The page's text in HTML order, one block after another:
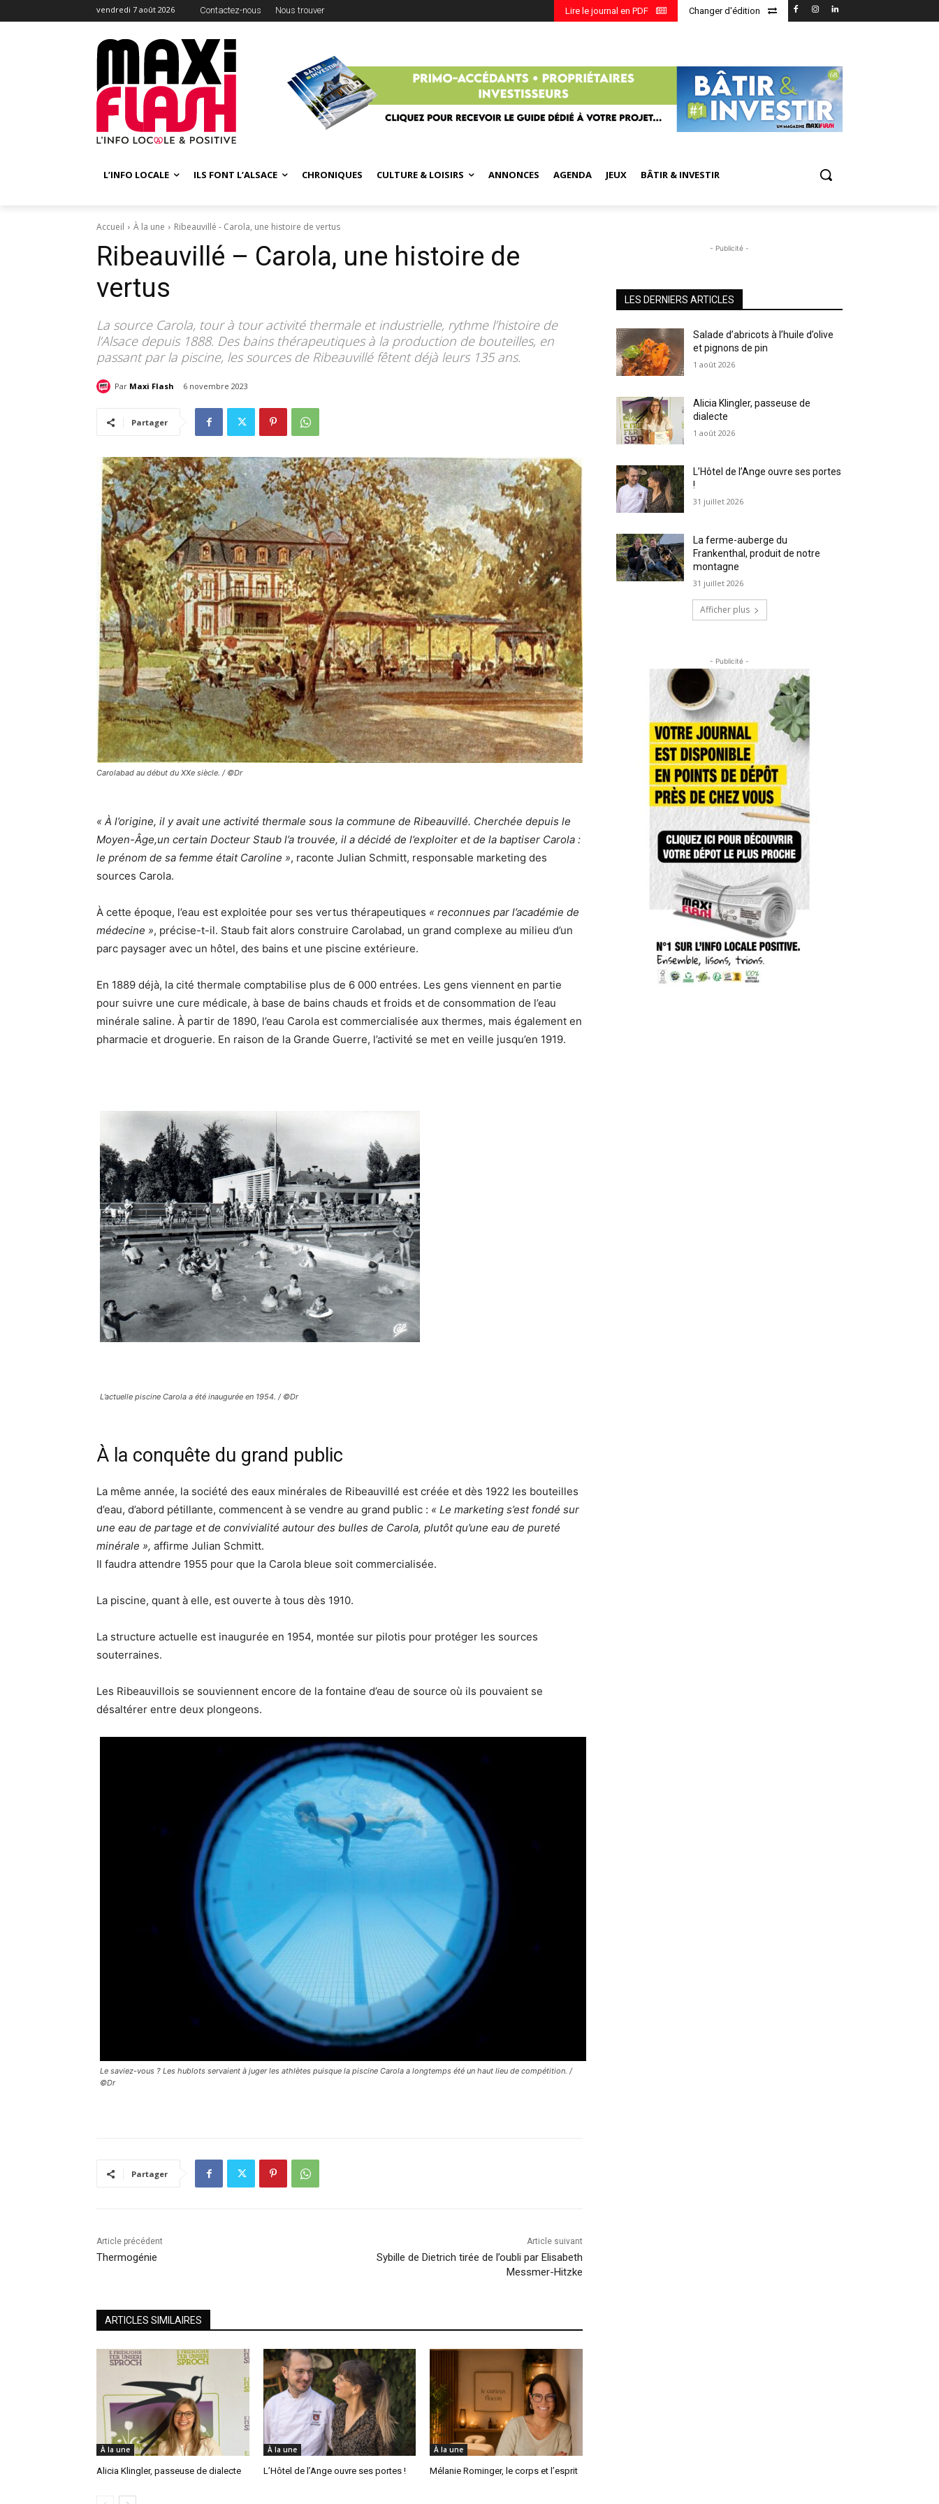
vendredi 7 août 2026 Contactez-nous Nous trouver Changer d'édition
Lire le journal en PDF
L’INFO LOCALE ILS FONT L’ALSACE CHRONIQUES CULTURE & LOISIRS ANNONCES AGENDA JEUX BÂTIR & INVESTIR
Accueil À la une Ribeauvillé - Carola, une histoire de vertus
Ribeauvillé – Carola, une histoire de
vertus
La source Carola, tour à tour activité thermale et industrielle, rythme l’histoire de
l’Alsace depuis 1888. Des bains thérapeutiques à la production de bouteilles, en
passant par la piscine, les sources de Ribeauvillé fêtent déjà leurs 135 ans.
Par Maxi Flash 6 novembre 2023
Partager
Carolabad au début du XXe siècle. / ©Dr
« À l’origine, il y avait une activité thermale sous la commune de Ribeauvillé. Cherchée depuis le
Moyen-Âge,un certain Docteur Staub l’a trouvée, il a décidé de l’exploiter et de la baptiser Carola :
le prénom de sa femme était Caroline », raconte Julian Schmitt, responsable marketing des
sources Carola.
À cette époque, l’eau est exploitée pour ses vertus thérapeutiques « reconnues par l’académie de
médecine », précise-t-il. Staub fait alors construire Carolabad, un grand complexe au milieu d’un
parc paysager avec un hôtel, des bains et une piscine extérieure.
En 1889 déjà, la cité thermale comptabilise plus de 6 000 entrées. Les gens viennent en partie
pour suivre une cure médicale, à base de bains chauds et froids et de consommation de l’eau
minérale saline. À partir de 1890, l’eau Carola est commercialisée aux thermes, mais également en
pharmacie et droguerie. En raison de la Grande Guerre, l’activité se met en veille jusqu’en 1919.
L’actuelle piscine Carola a été inaugurée en 1954. / ©Dr
À la conquête du grand public
La même année, la société des eaux minérales de Ribeauvillé est créée et dès 1922 les bouteilles
d’eau, d’abord pétillante, commencent à se vendre au grand public : « Le marketing s’est fondé sur
une eau de partage et de convivialité autour des bulles de Carola, plutôt qu’une eau de pureté
minérale », affirme Julian Schmitt.
Il faudra attendre 1955 pour que la Carola bleue soit commercialisée.
La piscine, quant à elle, est ouverte à tous dès 1910.
La structure actuelle est inaugurée en 1954, montée sur pilotis pour protéger les sources
souterraines.
Les Ribeauvillois se souviennent encore de la fontaine d’eau de source où ils pouvaient se
désaltérer entre deux plongeons.
Le saviez-vous ? Les hublots servaient à juger les athlètes puisque la piscine Carola a longtemps été un haut lieu de compétition. /
©Dr
Partager
Article précédent
Thermogénie
Article suivant
Sybille de Dietrich tirée de l’oubli par Elisabeth
Messmer-Hitzke
ARTICLES SIMILAIRES
À la une
Alicia Klingler, passeuse de dialecte
À la une
L’Hôtel de l’Ange ouvre ses portes !
À la une
Mélanie Rominger, le corps et l’esprit
- Publicité -
LES DERNIERS ARTICLES
Salade d’abricots à l’huile d’olive
et pignons de pin
1 août 2026
Alicia Klingler, passeuse de
dialecte
1 août 2026
L’Hôtel de l’Ange ouvre ses portes
!
31 juillet 2026
La ferme-auberge du
Frankenthal, produit de notre
montagne
31 juillet 2026
Afficher plus
- Publicité -